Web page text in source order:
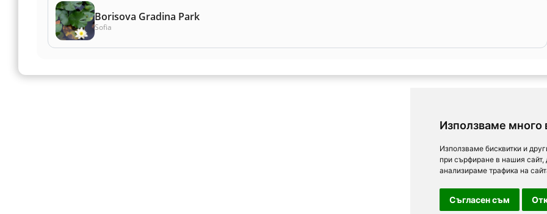
Използваме много
Използваме бисквитки и
при сърфиране в нашия
анализираме трафика на
Съгласен съм
Borisova Gradina Park
Sofia